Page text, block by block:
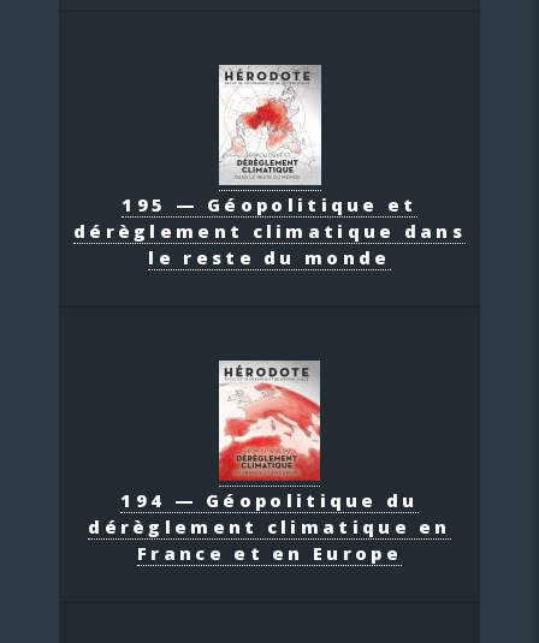
195 — Géopolitique et
dérèglement climatique dans
le reste du monde
194 — Géopolitique du
dérèglement climatique en
France et en Europe